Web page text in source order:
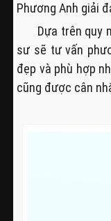
Phương Anh giải
Dựa trên quy
sư sẽ tư vấn
đẹp và phù hợp
cũng được cân